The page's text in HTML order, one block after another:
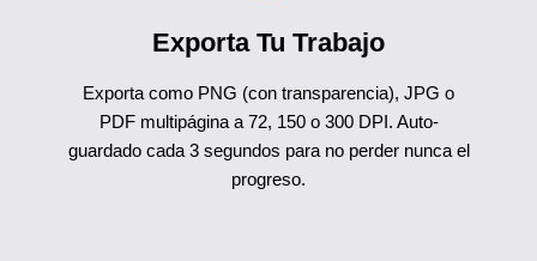
Exporta Tu Trabajo
Exporta como PNG (con transparencia), JPG o
PDF multipágina a 72, 150 o 300 DPI. Auto-
guardado cada 3 segundos para no perder nunca el
progreso.